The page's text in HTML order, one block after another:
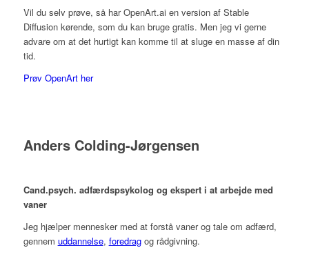
Vil du selv prøve, så har OpenArt.ai en version af Stable
Diffusion kørende, som du kan bruge gratis. Men jeg vi gerne
advare om at det hurtigt kan komme til at sluge en masse af din
tid.
Prøv OpenArt her
Anders Colding-Jørgensen
Cand.psych. adfærdspsykolog og ekspert i at arbejde med
vaner
Jeg hjælper mennesker med at forstå vaner og tale om adfærd,
gennem uddannelse, foredragog rådgivning.